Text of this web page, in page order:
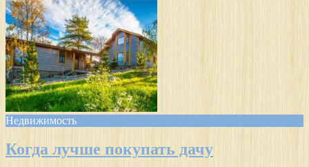
Недвижимость
Когда лучше покупать дачу